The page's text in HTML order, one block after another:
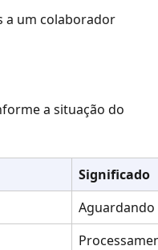
a um colaborador
a situação do
Significado